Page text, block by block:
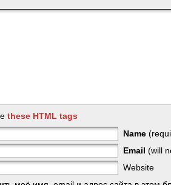
these HTML tags
Name
Email (will
Website